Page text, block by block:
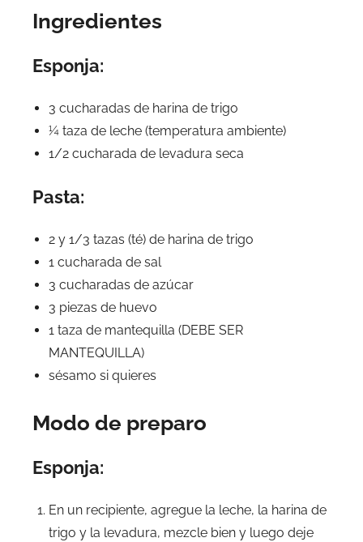
Ingredientes
Esponja:
3 cucharadas de harina de trigo
¼ taza de leche (temperatura ambiente)
1/2 cucharada de levadura seca
Pasta:
2 y 1/3 tazas (té) de harina de trigo
1 cucharada de sal
3 cucharadas de azúcar
3 piezas de huevo
1 taza de mantequilla (DEBE SER
MANTEQUILLA)
sésamo si quieres
Modo de preparo
Esponja:
En un recipiente, agregue la leche, la harina de
trigo y la levadura, mezcle bien y luego deje